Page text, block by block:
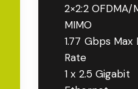
2×2:2 OFDMA/
MIMO
1.77 Gbps Max
Rate
1 x 2.5 Gigabit